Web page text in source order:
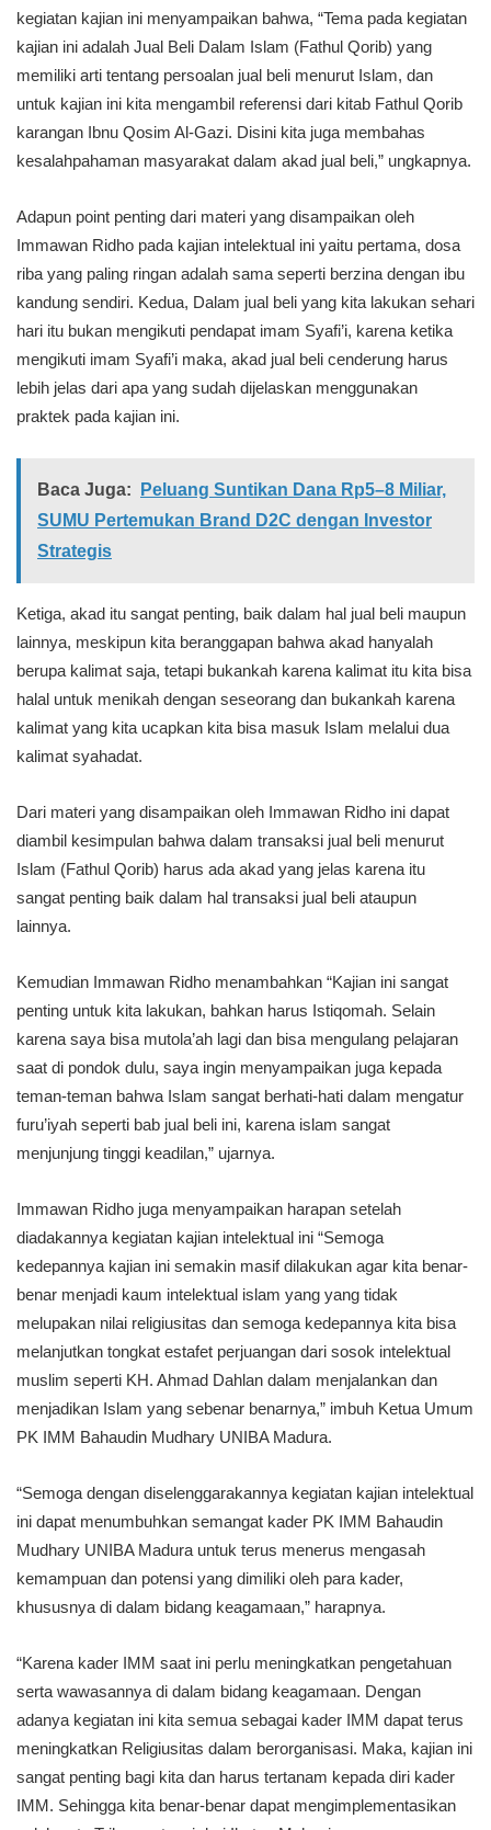
kegiatan kajian ini menyampaikan bahwa, “Tema pada kegiatan
kajian ini adalah Jual Beli Dalam Islam (Fathul Qorib) yang
memiliki arti tentang persoalan jual beli menurut Islam, dan
untuk kajian ini kita mengambil referensi dari kitab Fathul Qorib
karangan Ibnu Qosim Al-Gazi. Disini kita juga membahas
kesalahpahaman masyarakat dalam akad jual beli,” ungkapnya.
Adapun point penting dari materi yang disampaikan oleh
Immawan Ridho pada kajian intelektual ini yaitu pertama, dosa
riba yang paling ringan adalah sama seperti berzina dengan ibu
kandung sendiri. Kedua, Dalam jual beli yang kita lakukan sehari
hari itu bukan mengikuti pendapat imam Syafi’i, karena ketika
mengikuti imam Syafi’i maka, akad jual beli cenderung harus
lebih jelas dari apa yang sudah dijelaskan menggunakan
praktek pada kajian ini.
Baca Juga:
Peluang Suntikan Dana Rp5–8 Miliar,
SUMU Pertemukan Brand D2C dengan Investor
Strategis
Ketiga, akad itu sangat penting, baik dalam hal jual beli maupun
lainnya, meskipun kita beranggapan bahwa akad hanyalah
berupa kalimat saja, tetapi bukankah karena kalimat itu kita bisa
halal untuk menikah dengan seseorang dan bukankah karena
kalimat yang kita ucapkan kita bisa masuk Islam melalui dua
kalimat syahadat.
Dari materi yang disampaikan oleh Immawan Ridho ini dapat
diambil kesimpulan bahwa dalam transaksi jual beli menurut
Islam (Fathul Qorib) harus ada akad yang jelas karena itu
sangat penting baik dalam hal transaksi jual beli ataupun
lainnya.
Kemudian Immawan Ridho menambahkan “Kajian ini sangat
penting untuk kita lakukan, bahkan harus Istiqomah. Selain
karena saya bisa mutola’ah lagi dan bisa mengulang pelajaran
saat di pondok dulu, saya ingin menyampaikan juga kepada
teman-teman bahwa Islam sangat berhati-hati dalam mengatur
furu’iyah seperti bab jual beli ini, karena islam sangat
menjunjung tinggi keadilan,” ujarnya.
Immawan Ridho juga menyampaikan harapan setelah
diadakannya kegiatan kajian intelektual ini “Semoga
kedepannya kajian ini semakin masif dilakukan agar kita benar-
benar menjadi kaum intelektual islam yang yang tidak
melupakan nilai religiusitas dan semoga kedepannya kita bisa
melanjutkan tongkat estafet perjuangan dari sosok intelektual
muslim seperti KH. Ahmad Dahlan dalam menjalankan dan
menjadikan Islam yang sebenar benarnya,” imbuh Ketua Umum
PK IMM Bahaudin Mudhary UNIBA Madura.
“Semoga dengan diselenggarakannya kegiatan kajian intelektual
ini dapat menumbuhkan semangat kader PK IMM Bahaudin
Mudhary UNIBA Madura untuk terus menerus mengasah
kemampuan dan potensi yang dimiliki oleh para kader,
khususnya di dalam bidang keagamaan,” harapnya.
“Karena kader IMM saat ini perlu meningkatkan pengetahuan
serta wawasannya di dalam bidang keagamaan. Dengan
adanya kegiatan ini kita semua sebagai kader IMM dapat terus
meningkatkan Religiusitas dalam berorganisasi. Maka, kajian ini
sangat penting bagi kita dan harus tertanam kepada diri kader
IMM. Sehingga kita benar-benar dapat mengimplementasikan